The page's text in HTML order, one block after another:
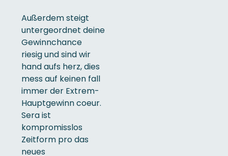
Außerdem steigt
untergeordnet deine
Gewinnchance
riesig und sind wir
hand aufs herz, dies
mess auf keinen fall
immer der Extrem-
Hauptgewinn coeur.
Sera ist
kompromisslos
Zeitform pro das
neues